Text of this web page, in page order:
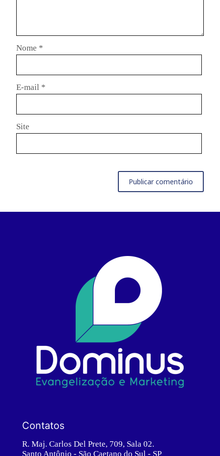
Nome *
E-mail *
Site
Contatos
R. Maj. Carlos Del Prete, 709, Sala 02.
Santo Antônio - São Caetano do Sul - SP